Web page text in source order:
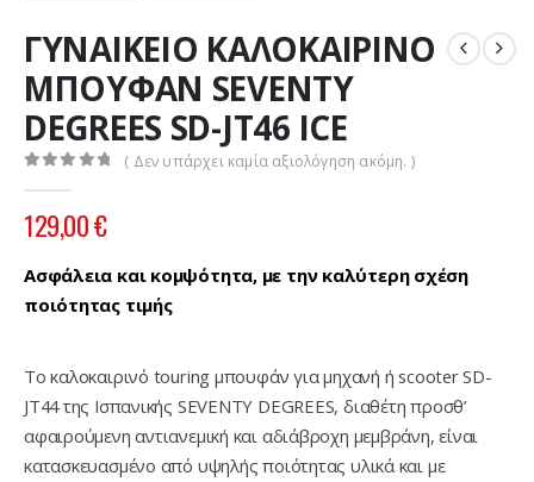
ΓΥΝΑΙΚΕΙΟ ΚΑΛΟΚΑΙΡΙΝΟ
ΜΠΟΥΦΑΝ SEVENTY
DEGREES SD-JT46 ICE
( Δεν υπάρχει καμία αξιολόγηση ακόμη. )
129,00€
Ασφάλεια και κομψότητα, με την καλύτερη σχέση
ποιότητας τιμής
Το καλοκαιρινό touring μπουφάν για μηχανή ή scooter SD-
JT44 της Ισπανικής SEVENTY DEGREES, διαθέτη προσθ’
αφαιρούμενη αντιανεμική και αδιάβροχη μεμβράνη, είναι
κατασκευασμένο από υψηλής ποιότητας υλικά και με